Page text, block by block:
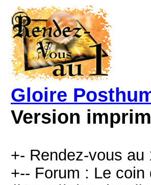
Gloire
Version
+- Rendez-vous au
+-- Forum : Le coin